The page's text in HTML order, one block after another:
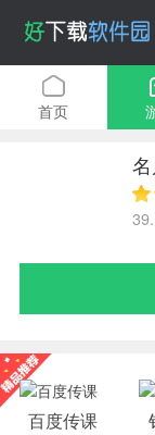
首页
百度传课